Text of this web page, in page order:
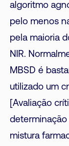
algoritmo
pelo menos
pela maioria
NIR.
MBSD é
utilizado um
[Avaliação
mistura